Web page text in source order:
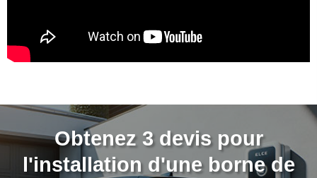
Obtenez 3 devis pour
l'installation d'une borne de